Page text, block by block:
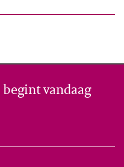
begint vandaag